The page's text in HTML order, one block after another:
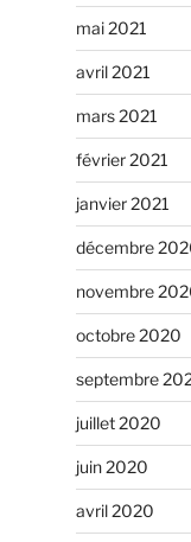
mai 2021
avril 2021
mars 2021
février 2021
janvier 2021
décembre
novembre
octobre 2020
septembre
juillet 2020
juin 2020
avril 2020